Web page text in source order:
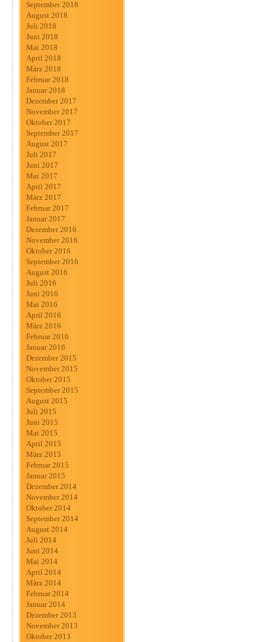
September 2018
August 2018
Juli 2018
Juni 2018
Mai 2018
April 2018
März 2018
Februar 2018
Januar 2018
Dezember 2017
November 2017
Oktober 2017
September 2017
August 2017
Juli 2017
Juni 2017
Mai 2017
April 2017
März 2017
Februar 2017
Januar 2017
Dezember 2016
November 2016
Oktober 2016
September 2016
August 2016
Juli 2016
Juni 2016
Mai 2016
April 2016
März 2016
Februar 2016
Januar 2016
Dezember 2015
November 2015
Oktober 2015
September 2015
August 2015
Juli 2015
Juni 2015
Mai 2015
April 2015
März 2015
Februar 2015
Januar 2015
Dezember 2014
November 2014
Oktober 2014
September 2014
August 2014
Juli 2014
Juni 2014
Mai 2014
April 2014
März 2014
Februar 2014
Januar 2014
Dezember 2013
November 2013
Oktober 2013